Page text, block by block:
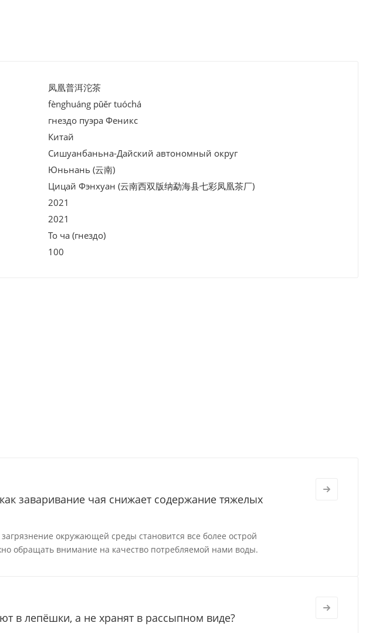
凤凰普洱沱茶
fènghuáng pǔěr tuóchá
гнездо пуэра Феникс
Китай
Сишуанбаньна-Дайский автономный округ
Юньнань (云南)
Цицай Фэнхуан (云南西双版纳勐海县七彩凤凰茶厂)
2021
2021
То ча (гнездо)
100
заваривание чая снижает содержание тяжелых
окружающей среды становится все более острой
обращать внимание на качество потребляемой нами воды.
в лепёшки, а не хранят в рассыпном виде?